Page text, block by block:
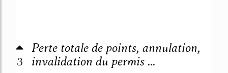
3
Perte totale de points, annulation,
invalidation du permis ...